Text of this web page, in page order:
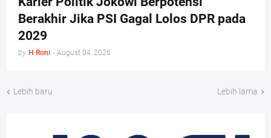
Berakhir Jika PSI Gagal Lolos DPR pada
2029
by H Roni - August 04, 2026
Lebih baru Lebih lama